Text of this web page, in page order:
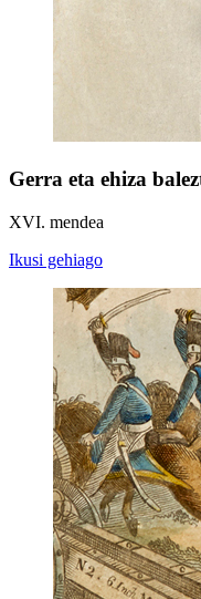
Gerra eta ehiza
XVI. mendea
Ikusi gehiago